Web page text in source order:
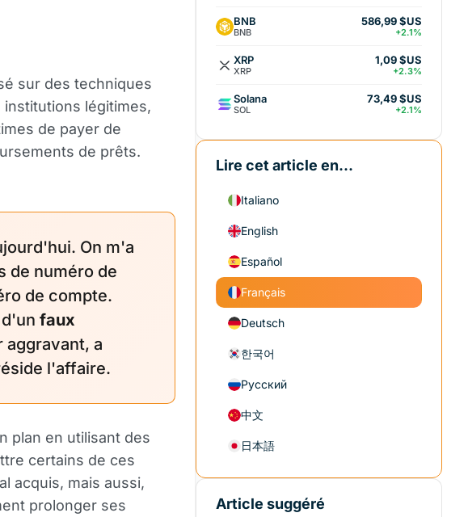
sur des techniques
légitimes,
de payer de
de prêts.
On m'a
de numéro de
de compte.
faux
a
l'affaire.
plan en utilisant des
certains de ces
acquis, mais aussi,
prolonger ses
BNB
BNB
586,99 $US
+2.1%
XRP
XRP
1,09 $US
+2.3%
Solana
SOL
73,49 $US
+2.1%
Lire cet article en...
Italiano
English
Español
Français
Deutsch
한국어
Русский
中文
日本語
Article suggéré